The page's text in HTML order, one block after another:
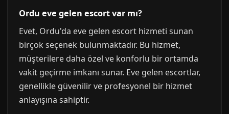
Ordu eve gelen escort var mı?
Evet, Ordu'da eve gelen escort hizmeti sunan
birçok seçenek bulunmaktadır. Bu hizmet,
müşterilere daha özel ve konforlu bir ortamda
vakit geçirme imkanı sunar. Eve gelen escortlar,
genellikle güvenilir ve profesyonel bir hizmet
anlayışına sahiptir.